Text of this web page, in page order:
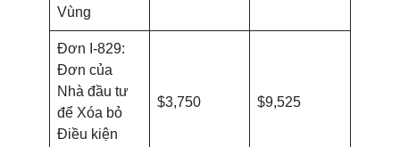
Vùng
Đơn I-829:
Đơn của
Nhà đầu tư
để Xóa bỏ
Điều kiện
$3,750 $9,525